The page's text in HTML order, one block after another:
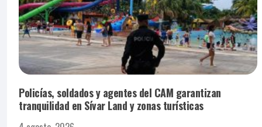
Policías, soldados y agentes del CAM garantizan
tranquilidad en Sívar Land y zonas turísticas